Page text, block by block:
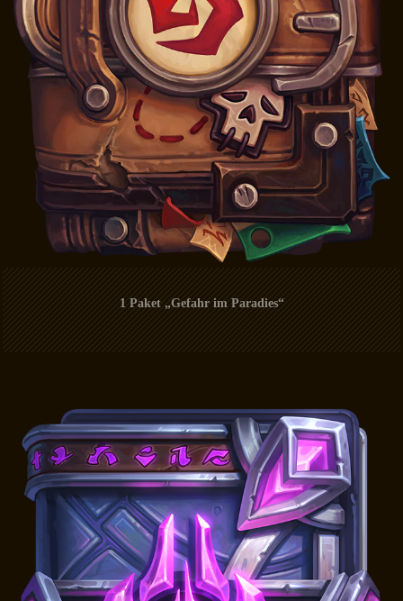
1 Paket „Gefahr im Paradies“